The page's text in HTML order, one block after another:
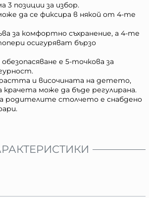
3 позиции за избор.
да се фиксира в някой от 4-те
за комфортно съхранение, а 4-те
осигуряват бързо
е 5-точкова за
и височината на детето,
крачета може да бъде регулирана.
родителите столчето е снабдено